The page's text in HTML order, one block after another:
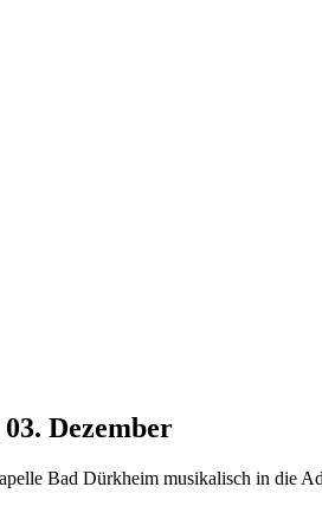
Dezember
Bad Dürkheim musikalisch in die